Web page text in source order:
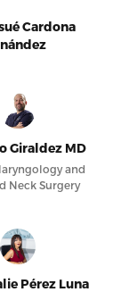
Cardona
Giraldez MD
and
Neck Surgery
Pérez Luna